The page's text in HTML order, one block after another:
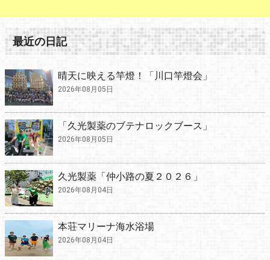
最近の日記
晴天に映える竿燈！「川口竿燈会」
2026年08月05日
「久光製薬のブテナロックブース」
2026年08月05日
久光製薬「仲小路の夏２０２６」
2026年08月04日
本荘マリーナ海水浴場
2026年08月04日